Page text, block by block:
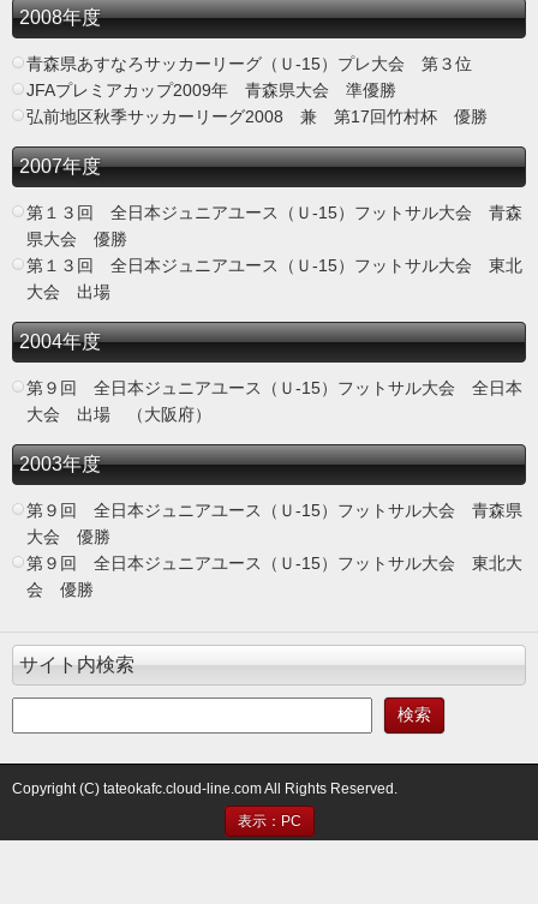
2008年度
青森県あすなろサッカーリーグ（Ｕ-15）プレ大会 第３位
JFAプレミアカップ2009年 青森県大会 準優勝
弘前地区秋季サッカーリーグ2008 兼 第17回竹村杯 優勝
2007年度
第１３回 全日本ジュニアユース（Ｕ-15）フットサル大会 青森
県大会 優勝
第１３回 全日本ジュニアユース（Ｕ-15）フットサル大会 東北
大会 出場
2004年度
第９回 全日本ジュニアユース（Ｕ-15）フットサル大会 全日本
大会 出場 （大阪府）
2003年度
第９回 全日本ジュニアユース（Ｕ-15）フットサル大会 青森県
大会 優勝
第９回 全日本ジュニアユース（Ｕ-15）フットサル大会 東北大
会 優勝
サイト内検索
Copyright (C) tateokafc.cloud-line.com All Rights Reserved.
表示：PC